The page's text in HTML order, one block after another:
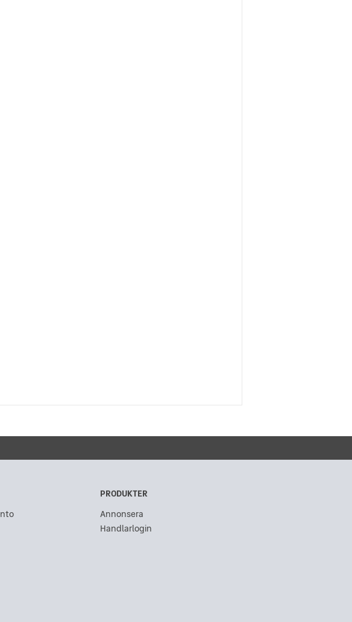
PRODUKTER
Annonsera
Handlarlogin